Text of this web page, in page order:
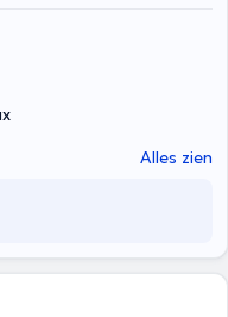
beschikbaarheid is. Ik zie
Alles zien